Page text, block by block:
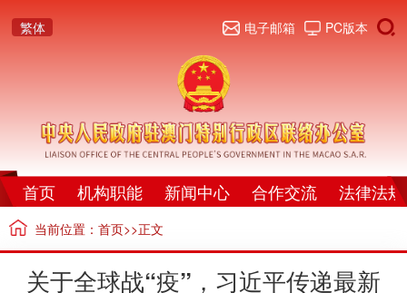
繁体 PC版本
电子邮箱
首页 机构职能 新闻中心 合作交流 法律法规
当前位置： 首页>>正文
关于全球战“疫”，习近平传递最新